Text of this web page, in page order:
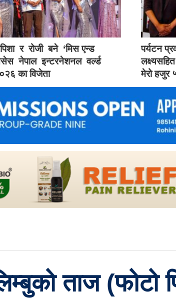
र रोजी बने ‘मिस एन्ड
नेपाल इन्टरनेशनल वर्ल्ड
का विजेता
पर्यटन
मेरो हजुर
ताज (फोटो